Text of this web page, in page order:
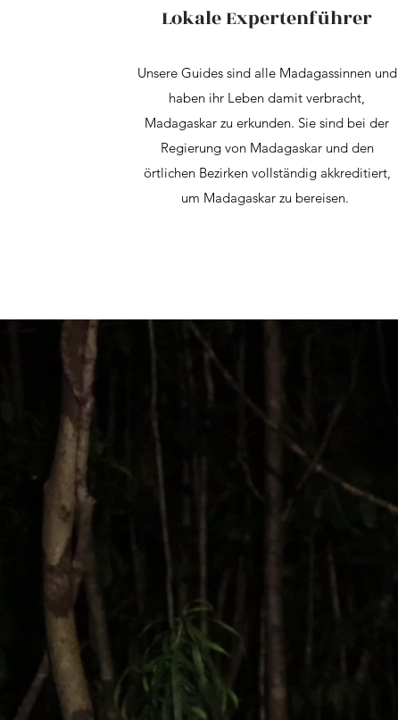
Lokale Expertenführer
Unsere Guides sind alle Madagassinnen und
haben ihr Leben damit verbracht,
Madagaskar zu erkunden. Sie sind bei der
Regierung von Madagaskar und den
örtlichen Bezirken vollständig akkreditiert,
um Madagaskar zu bereisen.